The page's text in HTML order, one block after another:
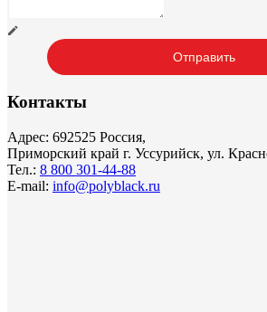
Контакты
Адрес: 692525 Россия,
Приморский край г. Уссурийск, ул.
Тел.: 8 800 301-44-88
E-mail: info@polyblack.ru